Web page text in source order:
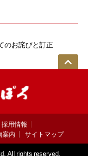
のお詫びと訂正
採用情報
案内 サイトマップ
All rights reserved.